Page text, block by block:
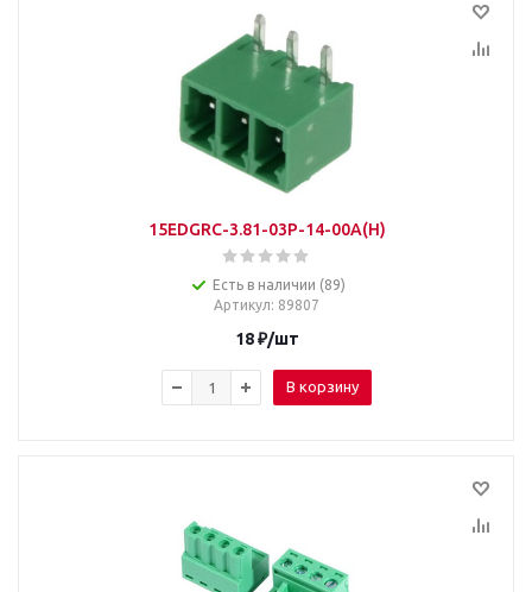
15EDGRC-3.81-03P-14-00A(H)
Есть в наличии (89)
Артикул: 89807
18₽/шт
В корзину